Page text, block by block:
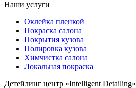
Наши услуги
Оклейка пленкой
Покраска салона
Покрытия кузова
Полировка кузова
Химчистка салона
Локальная покраска
Детейлинг центр «Intelligent Detailing»